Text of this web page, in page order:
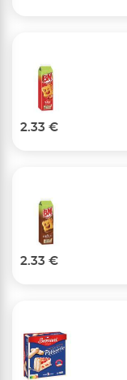
2.33 €
2.33 €